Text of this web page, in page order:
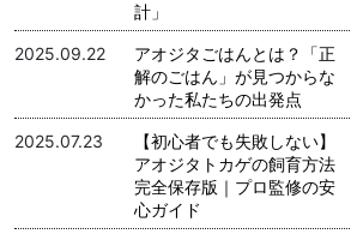
計」
2025.09.22
アオジタごはんとは？「正
解のごはん」が見つからな
かった私たちの出発点
2025.07.23
【初心者でも失敗しない】
アオジタトカゲの飼育方法
完全保存版｜プロ監修の安
心ガイド